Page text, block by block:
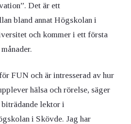
Det är ett
bland annat Högskolan i
och kommer i ett första
FUN och är intresserad av hur
hälsa och rörelse, säger
lektor i
i Skövde. Jag har